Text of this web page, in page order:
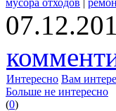
Интересно Вам
Больше не интересно
(0)